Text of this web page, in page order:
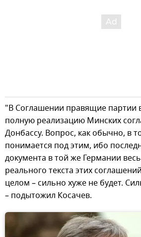
"В Соглашении правящие партии
полную реализацию Минских
Донбассу. Вопрос, как обычно, в
понимается под этим, ибо
документа в той же Германии
реального текста этих
целом – сильно хуже не будет.
– подытожил Косачев.